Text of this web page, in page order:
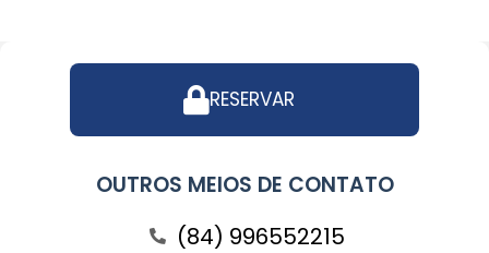
RESERVAR
OUTROS MEIOS DE CONTATO
(84) 996552215